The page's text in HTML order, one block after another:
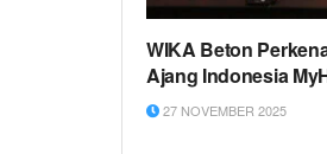
WIKA Beton
Ajang Indonesia
27 NOVEMBER 2025